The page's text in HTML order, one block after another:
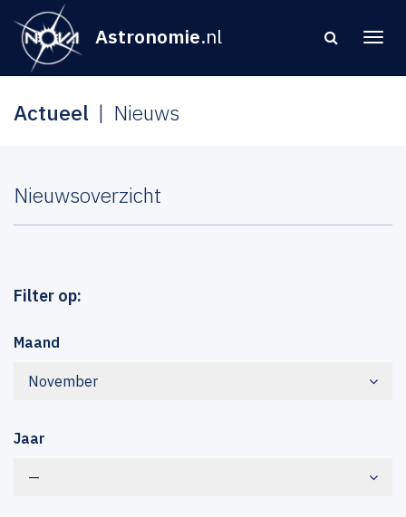
Astronomie.nl
Actueel Nieuws
Nieuwsoverzicht
Filter op:
Maand
November
Jaar
—